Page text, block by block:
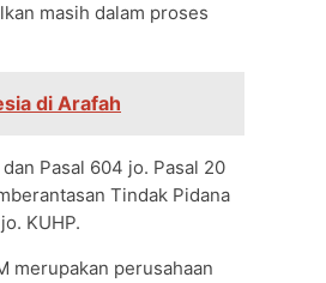
masih dalam proses
di Arafah
Pasal 604 jo. Pasal 20
Tindak Pidana
KUHP.
merupakan perusahaan